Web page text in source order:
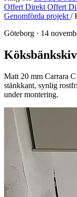
Offert Direkt Offert
Genomförda projekt /
Göteborg · 14
Matt 20 mm Carrara
stänkkant, synlig
under montering.